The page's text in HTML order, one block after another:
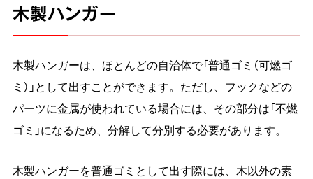
木製ハンガー
木製ハンガーは、ほとんどの自治体で「普通ゴミ（可燃ゴ
ミ）」として出すことができます。ただし、フックなどの
パーツに金属が使われている場合には、その部分は「不燃
ゴミ」になるため、分解して分別する必要があります。
木製ハンガーを普通ゴミとして出す際には、木以外の素